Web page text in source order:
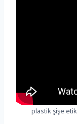
plastik şişe